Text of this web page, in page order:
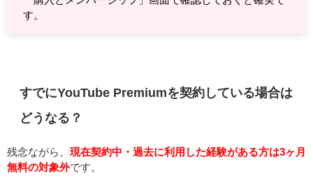
す。
すでにYouTube Premiumを契約している場合は
どうなる？
残念ながら、 現在契約中・過去に利用した経験がある方は3ヶ月
無料の対象外です。